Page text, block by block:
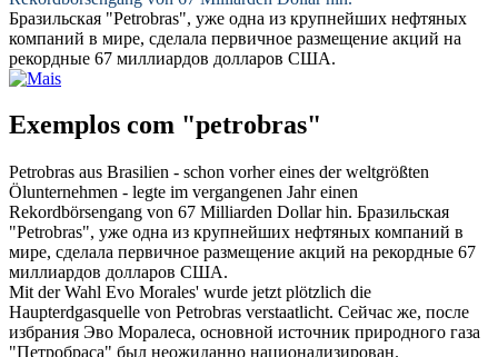
Бразильская "Petrobras", уже одна из крупнейших нефтяных
компаний в мире, сделала первичное размещение акций на
рекордные 67 миллиардов долларов США.
Exemplos com "petrobras"
Petrobras aus Brasilien - schon vorher eines der weltgrößten
Ölunternehmen - legte im vergangenen Jahr einen
Rekordbörsengang von 67 Milliarden Dollar hin. Бразильская
"Petrobras", уже одна из крупнейших нефтяных компаний в
мире, сделала первичное размещение акций на рекордные 67
миллиардов долларов США.
Mit der Wahl Evo Morales' wurde jetzt plötzlich die
Haupterdgasquelle von Petrobras verstaatlicht. Сейчас же, после
избрания Эво Моралеса, основной источник природного газа
"Петробраса" был неожиданно национализирован.